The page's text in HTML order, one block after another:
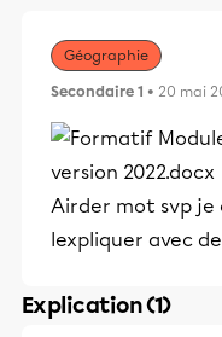
Géographie
Secondaire 1 • 20 mai
Airder mot svp je
lexpliquer avec
Explication (1)